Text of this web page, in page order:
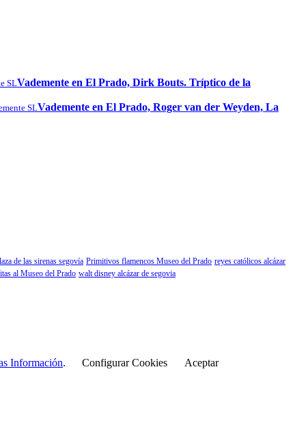
SLVademente en El Prado, Dirk Bouts. Tríptico de la
SLVademente en El Prado, Roger van der Weyden, La
de las sirenas segovía Primitivos flamencos Museo del Prado reyes católicos alcázar
al Museo del Prado walt disney alcázar de segovia
Información. Configurar Cookies
Aceptar